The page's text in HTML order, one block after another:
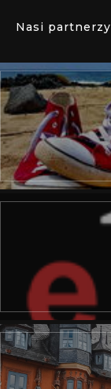
Nasi partnerzy